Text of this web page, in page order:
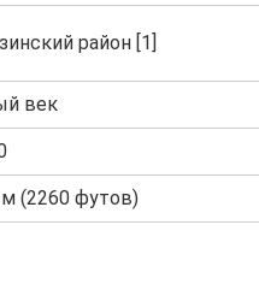
район [1]
век
(2260 футов)